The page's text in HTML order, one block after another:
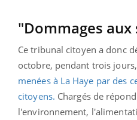
"Dommages aux
Ce tribunal citoyen a donc
octobre, pendant trois jours,
menées à La Haye par des
citoyens. Chargés de
l'environnement,